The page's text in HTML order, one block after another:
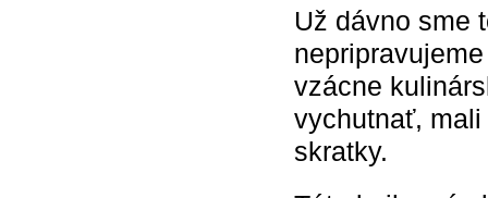
Už dávno sme
vzácne
vychutnať,
skratky.